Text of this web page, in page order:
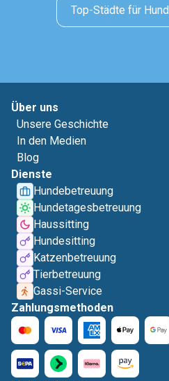
Top-Städte für
Über uns
Unsere Geschichte
In den Medien
Blog
Dienste
Hundebetreuung
Hundetagesbetreuung
Haussitting
Hundesitting
Katzenbetreuung
Tierbetreuung
Gassi-Service
Zahlungsmethoden